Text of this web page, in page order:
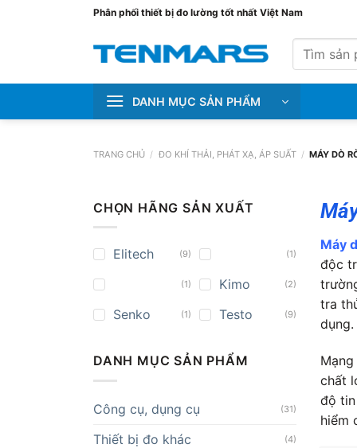
Phân phối thiết bị đo lường tốt nhất Việt Nam
kiếm:
DANH MỤC SẢN PHẨM
TRANG CHỦ / ĐO KHÍ THẢI, PHÁT XẠ, ÁP SUẤT / MÁY DÒ
CHỌN HÃNG SẢN XUẤT
Elitech (9) (1)
(1) Kimo (2)
Senko (1) Testo (9)
DANH MỤC SẢN PHẨM
Công cụ, dụng cụ (31)
Thiết bị đo khác (4)
Máy
độc
tra
dụng.
chất
độ tin
hiểm